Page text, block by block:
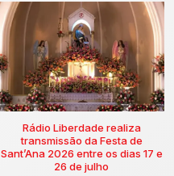
Rádio Liberdade realiza
transmissão da Festa de
Sant’Ana 2026 entre os dias 17 e
26 de julho